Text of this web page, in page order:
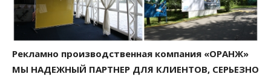
Рекламно производственная компания «ОРАНЖ»
МЫ НАДЕЖНЫЙ ПАРТНЕР ДЛЯ КЛИЕНТОВ, СЕРЬЕЗНО